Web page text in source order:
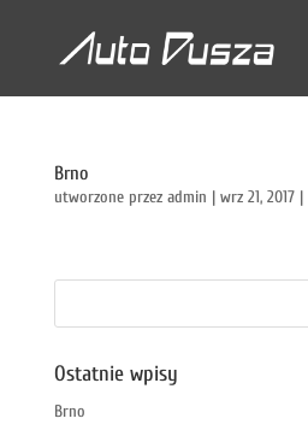
Brno
utworzone przez admin | wrz 21, 2017|
Ostatnie wpisy
Brno